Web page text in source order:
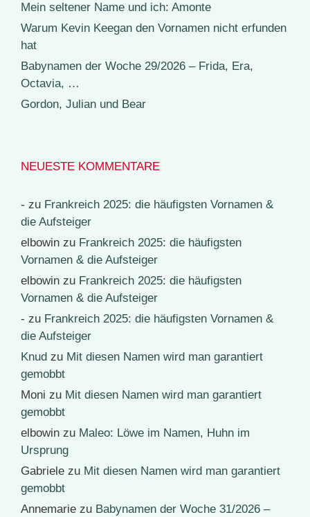
Mein seltener Name und ich: Amonte
Warum Kevin Keegan den Vornamen nicht erfunden
hat
Babynamen der Woche 29/2026 – Frida, Era,
Octavia, …
Gordon, Julian und Bear
NEUESTE KOMMENTARE
- zu Frankreich 2025: die häufigsten Vornamen &
die Aufsteiger
elbowin zu Frankreich 2025: die häufigsten
Vornamen & die Aufsteiger
elbowin zu Frankreich 2025: die häufigsten
Vornamen & die Aufsteiger
- zu Frankreich 2025: die häufigsten Vornamen &
die Aufsteiger
Knud zu Mit diesen Namen wird man garantiert
gemobbt
Moni zu Mit diesen Namen wird man garantiert
gemobbt
elbowin zu Maleo: Löwe im Namen, Huhn im
Ursprung
Gabriele zu Mit diesen Namen wird man garantiert
gemobbt
Annemarie zu Babynamen der Woche 31/2026 –